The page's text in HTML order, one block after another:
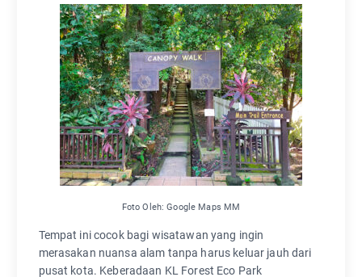
Foto Oleh: Google Maps MM
Tempat ini cocok bagi wisatawan yang ingin
merasakan nuansa alam tanpa harus keluar jauh dari
pusat kota. Keberadaan KL Forest Eco Park